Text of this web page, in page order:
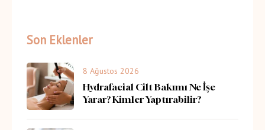
Son Eklenler
8 Ağustos 2026
Hydrafacial Cilt Bakımı Ne İşe
Yarar? Kimler Yaptırabilir?